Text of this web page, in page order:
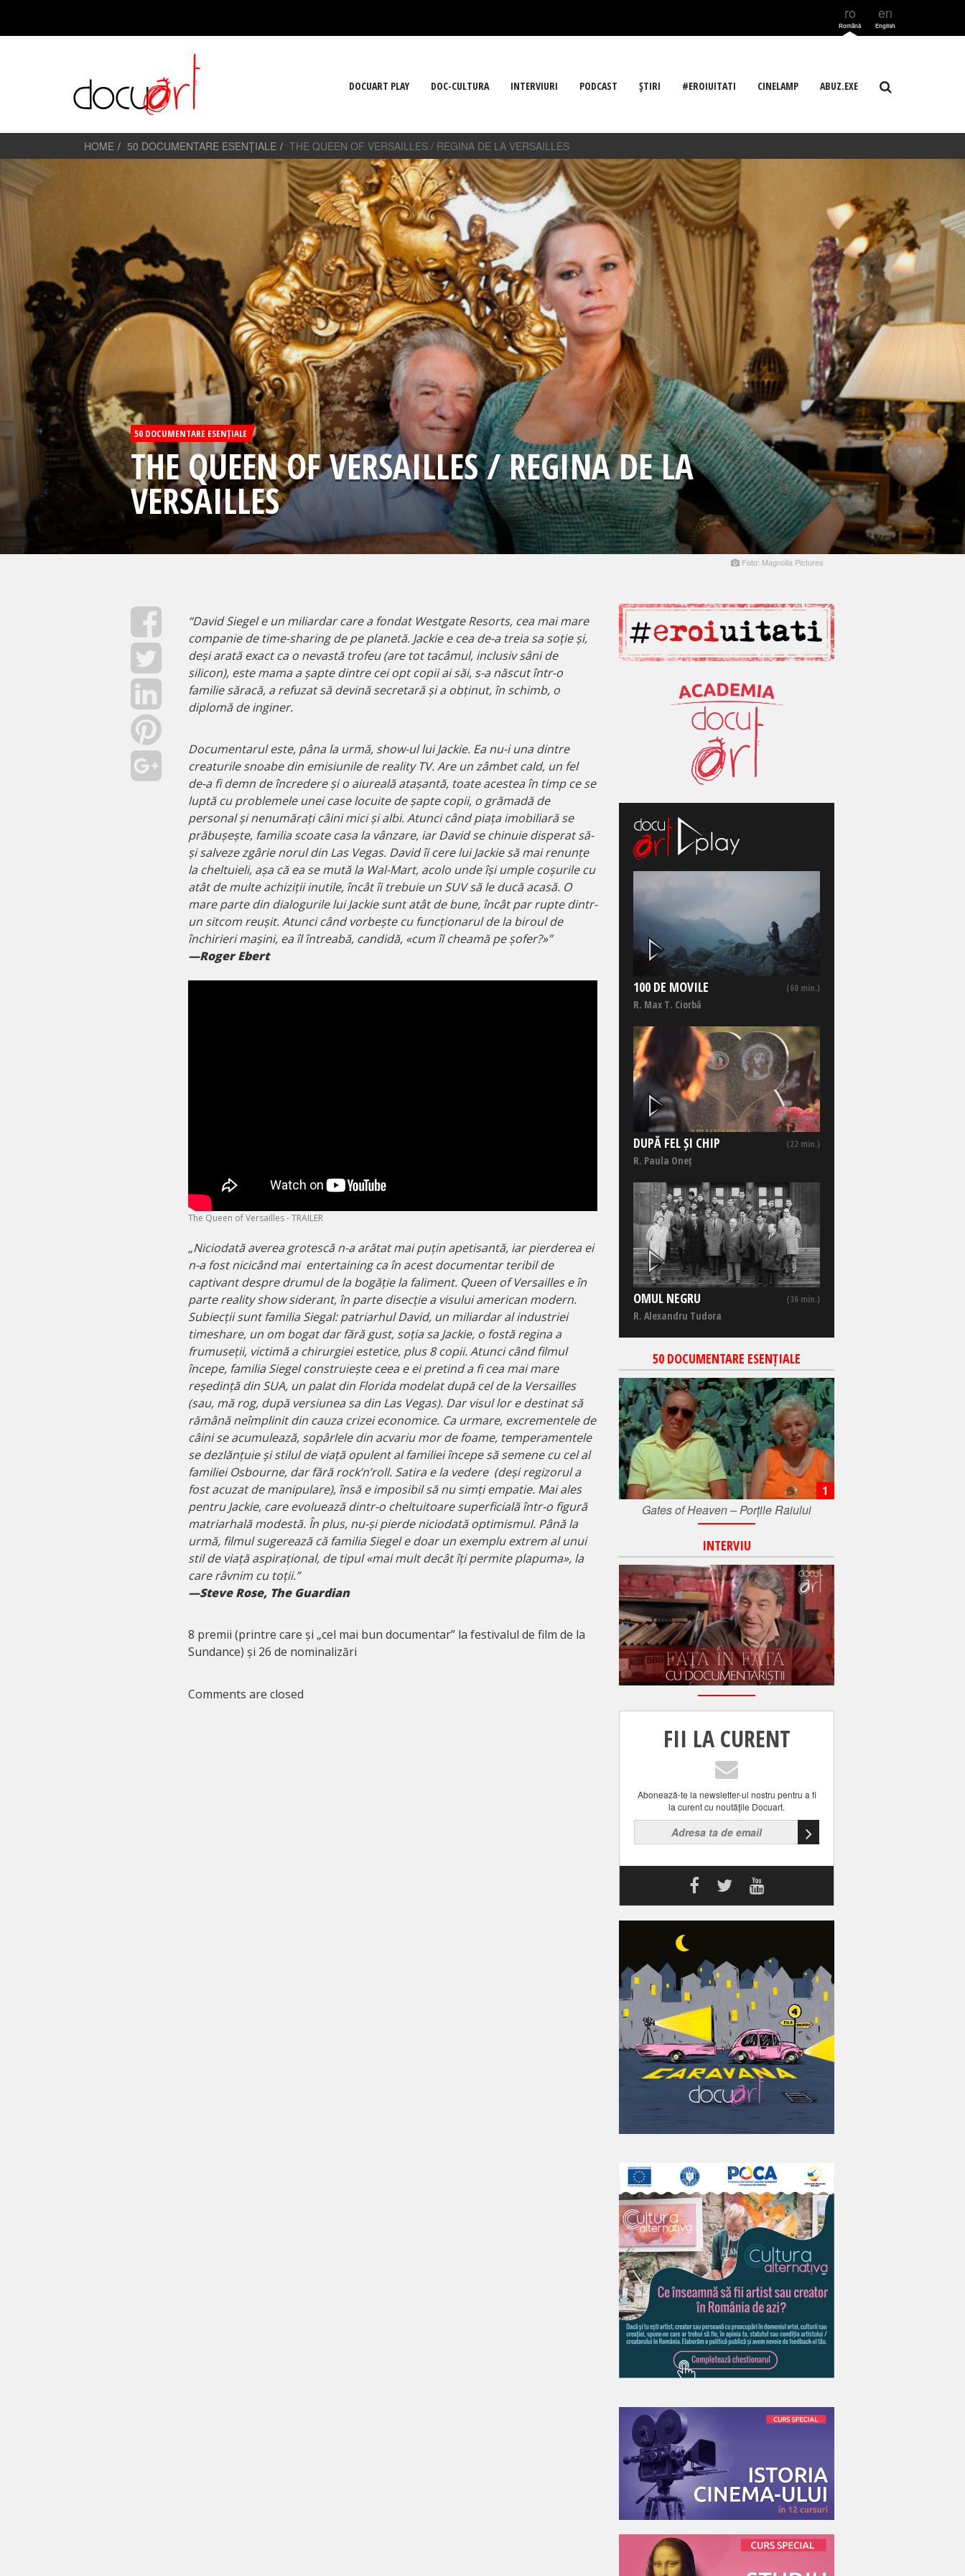
ro
Română
en
English
DOCUART PLAY DOC-CULTURA INTERVIURI PODCAST ŞTIRI #EROIUITATI CINELAMP ABUZ.EXE
HOME 50 DOCUMENTARE ESENȚIALE THE QUEEN OF VERSAILLES / REGINA DE LA VERSAILLES
50 DOCUMENTARE ESENȚIALE
THE QUEEN OF VERSAILLES / REGINA DE LA
VERSAILLES
Foto: Magnolia Pictures
“David Siegel e un miliardar care a fondat Westgate Resorts, cea mai mare
companie de time-sharing de pe planetă. Jackie e cea de-a treia sa soție și,
deși arată exact ca o nevastă trofeu (are tot tacâmul, inclusiv sâni de
silicon), este mama a șapte dintre cei opt copii ai săi, s-a născut într-o
familie săracă, a refuzat să devină secretară și a obținut, în schimb, o
diplomă de inginer.
Documentarul este, pâna la urmă, show-ul lui Jackie. Ea nu-i una dintre
creaturile snoabe din emisiunile de reality TV. Are un zâmbet cald, un fel
de-a fi demn de încredere și o aiureală atașantă, toate acestea în timp ce se
luptă cu problemele unei case locuite de șapte copii, o grămadă de
personal și nenumărați câini mici și albi. Atunci când piața imobiliară se
prăbușește, familia scoate casa la vânzare, iar David se chinuie disperat să-
și salveze zgârie norul din Las Vegas. David îi cere lui Jackie să mai renunțe
la cheltuieli, așa că ea se mută la Wal-Mart, acolo unde își umple coșurile cu
atât de multe achiziții inutile, încât îi trebuie un SUV să le ducă acasă. O
mare parte din dialogurile lui Jackie sunt atât de bune, încât par rupte dintr-
un sitcom reușit. Atunci când vorbește cu funcționarul de la biroul de
închirieri mașini, ea îl întreabă, candidă, «cum îl cheamă pe șofer?»”
—Roger Ebert
The Queen of Versailles - TRAILER
„Niciodată averea grotescă n-a arătat mai puțin apetisantă, iar pierderea ei
n-a fost nicicând mai entertaining ca în acest documentar teribil de
captivant despre drumul de la bogăție la faliment. Queen of Versailles e în
parte reality show siderant, în parte disecție a visului american modern.
Subiecții sunt familia Siegal: patriarhul David, un miliardar al industriei
timeshare, un om bogat dar fără gust, soția sa Jackie, o fostă regina a
frumuseții, victimă a chirurgiei estetice, plus 8 copii. Atunci când filmul
începe, familia Siegel construiește ceea e ei pretind a fi cea mai mare
reședință din SUA, un palat din Florida modelat după cel de la Versailles
(sau, mă rog, după versiunea sa din Las Vegas). Dar visul lor e destinat să
rămână neîmplinit din cauza crizei economice. Ca urmare, excrementele de
câini se acumulează, sopârlele din acvariu mor de foame, temperamentele
se dezlănțuie și stilul de viață opulent al familiei începe să semene cu cel al
familiei Osbourne, dar fără rock’n’roll. Satira e la vedere (deși regizorul a
fost acuzat de manipulare), însă e imposibil să nu simți empatie. Mai ales
pentru Jackie, care evoluează dintr-o cheltuitoare superficială într-o figură
matriarhală modestă. În plus, nu-și pierde niciodată optimismul. Până la
urmă, filmul sugerează că familia Siegel e doar un exemplu extrem al unui
stil de viață aspirațional, de tipul «mai mult decât îți permite plapuma», la
care râvnim cu toții.”
—Steve Rose, The Guardian
8 premii (printre care și „cel mai bun documentar” la festivalul de film de la
Sundance) și 26 de nominalizări
Comments are closed
100 DE MOVILE (60 min.)
R. Max T. Ciorbă
DUPĂ FEL ȘI CHIP (22 min.)
R. Paula Oneț
OMUL NEGRU (36 min.)
R. Alexandru Tudora
50 DOCUMENTARE ESENȚIALE
Gates of Heaven – Porțile Raiului
1
INTERVIU
FII LA CURENT
Abonează-te la newsletter-ul nostru pentru a fi
la curent cu noutăţile Docuart.